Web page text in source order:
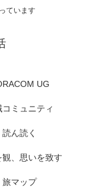
ています
UG
コミュニティ
読ん読く
観、思いを致す
旅マップ